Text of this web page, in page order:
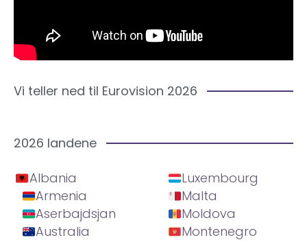
Vi teller ned til Eurovision 2026
2026 landene
Albania
Armenia
Aserbajdsjan
Australia
Luxembourg
Malta
Moldova
Montenegro